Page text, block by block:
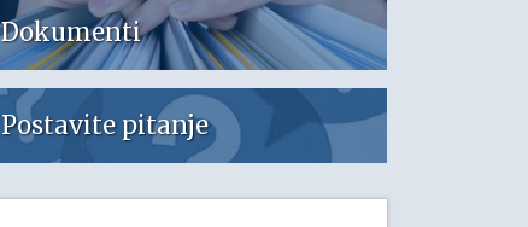
Dokumenti
Postavite pitanje